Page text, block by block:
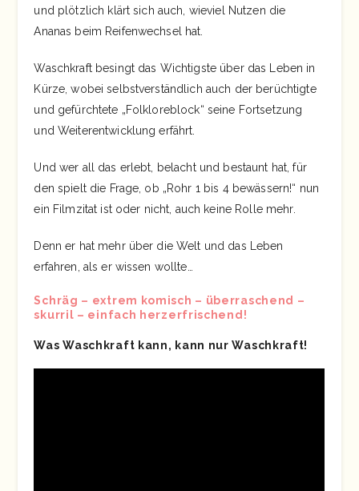
und plötzlich klärt sich auch, wieviel Nutzen die
Ananas beim Reifenwechsel hat.
Waschkraft besingt das Wichtigste über das Leben in
Kürze, wobei selbstverständlich auch der berüchtigte
und gefürchtete „Folkloreblock“ seine Fortsetzung
und Weiterentwicklung erfährt.
Und wer all das erlebt, belacht und bestaunt hat, für
den spielt die Frage, ob „Rohr 1 bis 4 bewässern!“ nun
ein Filmzitat ist oder nicht, auch keine Rolle mehr.
Denn er hat mehr über die Welt und das Leben
erfahren, als er wissen wollte…
Schräg – extrem komisch – überraschend –
skurril – einfach herzerfrischend!
Was Waschkraft kann, kann nur Waschkraft!